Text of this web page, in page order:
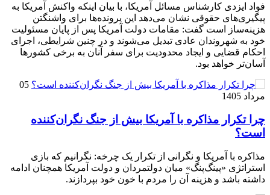
فواد ایزدی کارشناس مسائل آمریکا، با بیان اینکه واکنش آمریکا به
پیگیری‌های حقوقی نشان می‌دهد این پرونده‌ها برای واشنگتن
هزینه‌ساز است گفت: مقامات دولت آمریکا پس از پایان مسئولیت
خود به شهروندان عادی تبدیل می‌شوند و در چنین شرایطی، اجرای
احکام قضایی و ایجاد محدودیت برای سفر آنان به برخی کشور‌ها
آسان‌تر خواهد بود.
05
مرداد 1405
چرا تکرار مذاکره با آمریکا بیش از جنگ نگران‌کننده
است؟
مذاکره با آمریکا و نگرانی از تکرار یک چرخه: نگرانیم که بازی
استراتژی «پینگ‌پنگ» میان دولتمردان و دولت آمریکا همچنان ادامه
داشته باشد و هزینه آن را مردم با خون خود بپردازند.